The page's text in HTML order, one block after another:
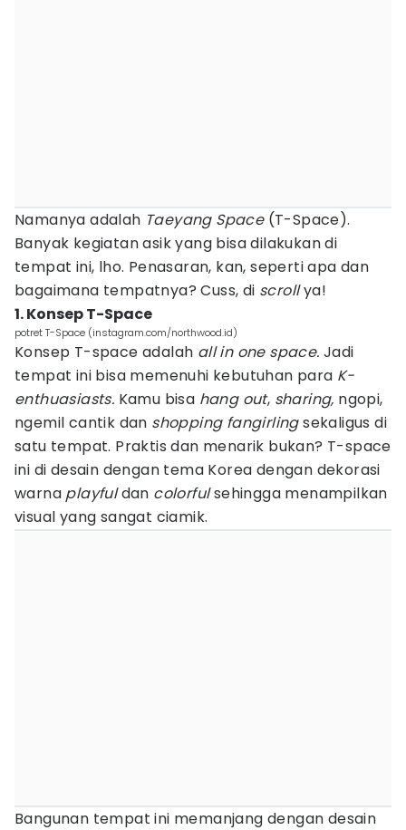
Namanya adalah Taeyang Space(T-Space).
Banyak kegiatan asik yang bisa dilakukan di
tempat ini, lho. Penasaran, kan, seperti apa dan
bagaimana tempatnya? Cuss, di scrollya!
1. Konsep T-Space
potret T-Space (instagram.com/northwood.id)
Konsep T-space adalah all in one space. Jadi
tempat ini bisa memenuhi kebutuhan para K-
enthuasiasts. Kamu bisa hang out, sharing, ngopi,
ngemil cantik dan shopping fangirlingsekaligus di
satu tempat. Praktis dan menarik bukan? T-space
ini di desain dengan tema Korea dengan dekorasi
warna playfuldan colorfulsehingga menampilkan
visual yang sangat ciamik.
Bangunan tempat ini memanjang dengan desain